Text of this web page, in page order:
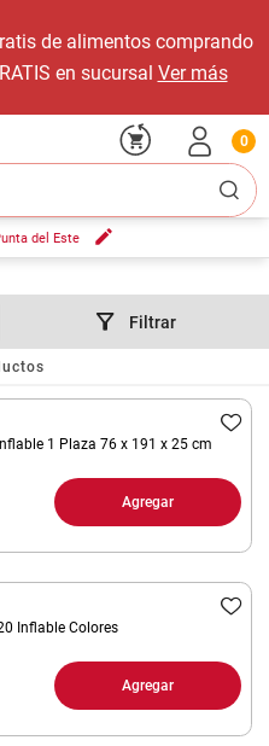
de alimentos comprando
en sucursal Ver más
0
del Este
Filtrar
1 Plaza 76 x 191 x 25 cm
Agregar
Inflable Colores
Agregar
TÉRMINOS MÁS BUSCADOS
leche
4. queso
5 . pollo
. bondiola
. fideos